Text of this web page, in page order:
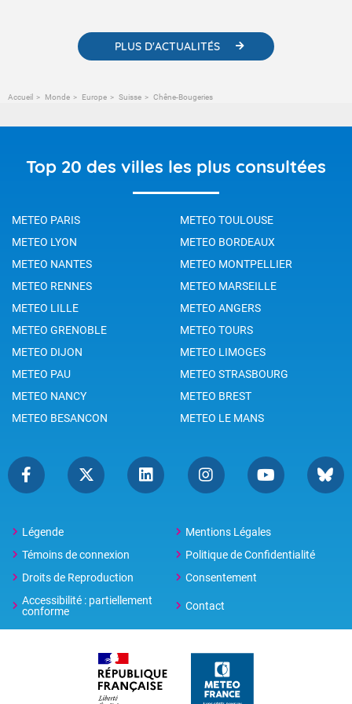
PLUS D'ACTUALITÉS
Accueil Monde Europe Suisse Chêne-Bougeries
Top 20 des villes les plus consultées
METEO PARIS
METEO TOULOUSE
METEO LYON
METEO BORDEAUX
METEO NANTES
METEO MONTPELLIER
METEO RENNES
METEO MARSEILLE
METEO LILLE
METEO ANGERS
METEO GRENOBLE
METEO TOURS
METEO DIJON
METEO LIMOGES
METEO PAU
METEO STRASBOURG
METEO NANCY
METEO BREST
METEO BESANCON
METEO LE MANS
Légende
Mentions Légales
Témoins de connexion
Politique de Confidentialité
Droits de Reproduction
Consentement
Accessibilité : partiellement
conforme
Contact